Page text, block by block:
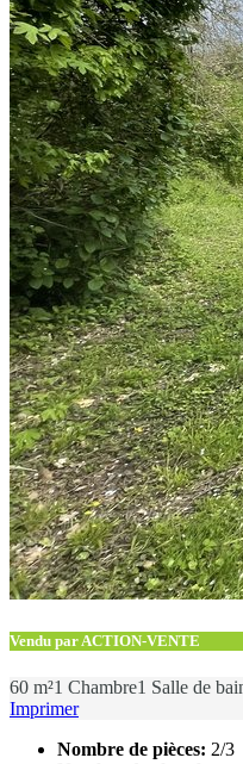
Vendu par ACTION-VENTE
60 m²1 Chambre1 Salle de
Imprimer
Nombre de pièces: 2/3